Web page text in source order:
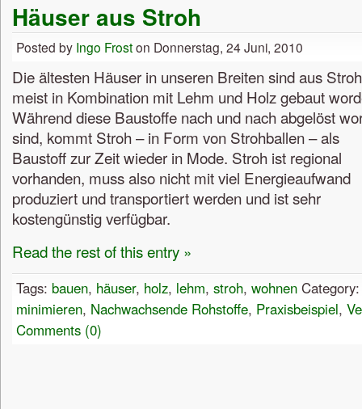
Häuser aus Stroh
Posted by Ingo Froston Donnerstag, 24 Juni, 2010
Die ältesten Häuser in unseren Breiten sind aus
meist in Kombination mit Lehm und Holz gebaut
Während diese Baustoffe nach und nach abgelöst
sind, kommt Stroh – in Form von Strohballen – als
Baustoff zur Zeit wieder in Mode. Stroh ist regional
vorhanden, muss also nicht mit viel Energieaufwand
produziert und transportiert werden und ist sehr
kostengünstig verfügbar.
Read the rest of this entry »
Tags: bauen, häuser, holz, lehm, stroh, wohnen
minimieren, Nachwachsende Rohstoffe, Praxisbeispiel,
Comments (0)